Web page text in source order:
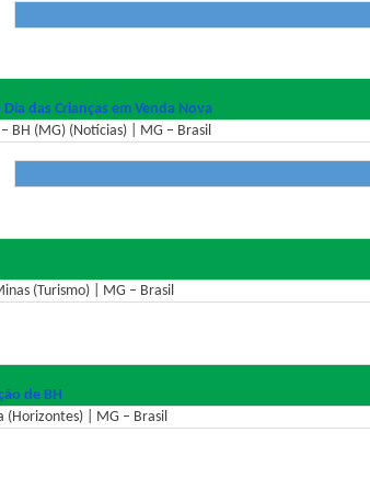
das Crianças em Venda Nova
BH (MG) (Notícias) | MG – Brasil
(Turismo) | MG – Brasil
de BH
(Horizontes) | MG – Brasil